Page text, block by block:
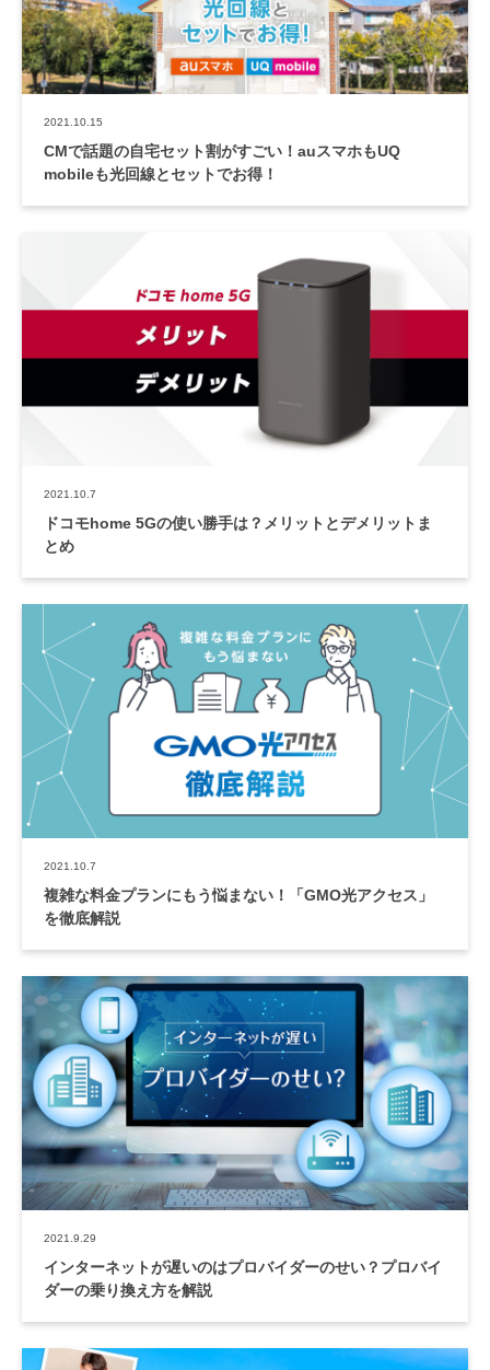
2021.10.15
CMで話題の自宅セット割がすごい！auスマホもUQ
mobileも光回線とセットでお得！
2021.10.7
ドコモhome 5Gの使い勝手は？メリットとデメリットま
とめ
2021.10.7
複雑な料金プランにもう悩まない！「GMO光アクセス」
を徹底解説
2021.9.29
インターネットが遅いのはプロバイダーのせい？プロバイ
ダーの乗り換え方を解説